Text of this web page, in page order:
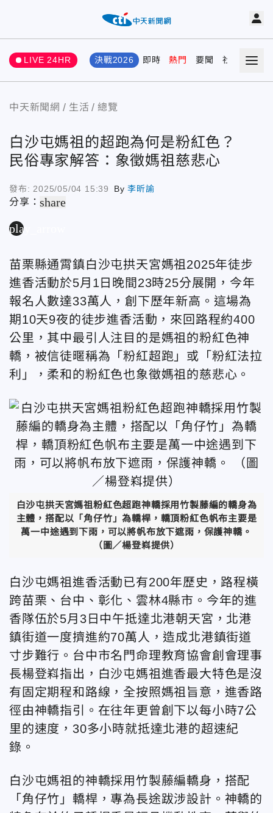
LIVE 24HR 決戰2026 即時 熱門 要聞 社會 娛樂
中天新聞網 生活 總覽
白沙屯媽祖的超跑為何是粉紅色？
民俗專家解答：象徵媽祖慈悲心
發布: 2025/05/04 15:39 By李昕諭
分享：share
play_arrow
苗栗縣通霄鎮白沙屯拱天宮媽祖2025年徒步
進香活動於5月1日晚間23時25分展開，今年
報名人數達33萬人，創下歷年新高。這場為
期10天9夜的徒步進香活動，來回路程約400
公里，其中最引人注目的是媽祖的粉紅色神
轎，被信徒暱稱為「粉紅超跑」或「粉紅法拉
利」， 柔和的粉紅色也象徵媽祖的慈悲心。
白沙屯拱天宮媽祖粉紅色超跑神轎採用竹製藤編的轎身為
主體，搭配以「角仔竹」為轎桿，轎頂粉紅色帆布主要是
萬一中途遇到下雨，可以將帆布放下遮雨，保護神轎。
（圖／楊登嵙提供）
白沙屯媽祖進香活動已有200年歷史，路程橫
跨苗栗、台中、彰化、雲林4縣市。今年的進
香隊伍於5月3日中午抵達北港朝天宮， 北港
鎮街道一度擠進約70萬人，造成北港鎮街道
寸步難行。台中市名門命理教育協會創會理事
長楊登嵙指出，白沙屯媽祖進香最大特色是沒
有固定期程和路線，全按照媽祖旨意，進香路
徑由神轎指引。在往年更曾創下以每小時7公
里的速度，30多小時就抵達北港的超速紀
錄。
白沙屯媽祖的神轎採用竹製藤編轎身，搭配
「角仔竹」轎桿，專為長途跋涉設計。神轎的